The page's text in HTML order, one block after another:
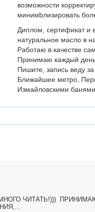
возможности
минимbлизировать
Диплом, сертификат и
натуральное масло в
Работаю в качестве
Принимаю каждый
Пишите, запись веду за
Ближайшее метро,
Измайловскими банями.
ЧИТАТЬ!)))